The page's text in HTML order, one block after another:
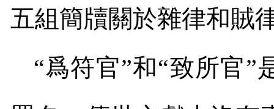
五組簡牘關於雜律和賊
“爲符官”和“致所官”